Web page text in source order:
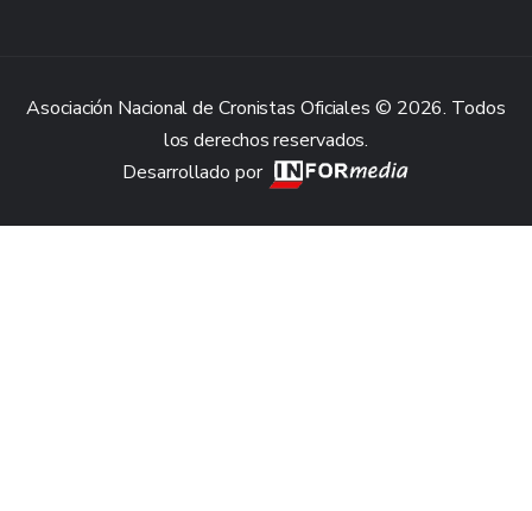
Asociación Nacional de Cronistas Oficiales © 2026. Todos
los derechos reservados.
Desarrollado por